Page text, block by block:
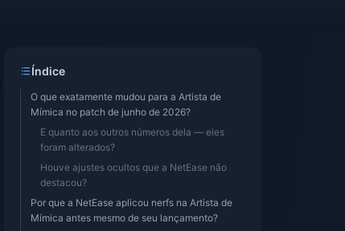
Índice
O que exatamente mudou para a Artista de
Mímica no patch de junho de 2026?
E quanto aos outros números dela — eles
foram alterados?
Houve ajustes ocultos que a NetEase não
destacou?
Por que a NetEase aplicou nerfs na Artista de
Mímica antes mesmo de seu lançamento?